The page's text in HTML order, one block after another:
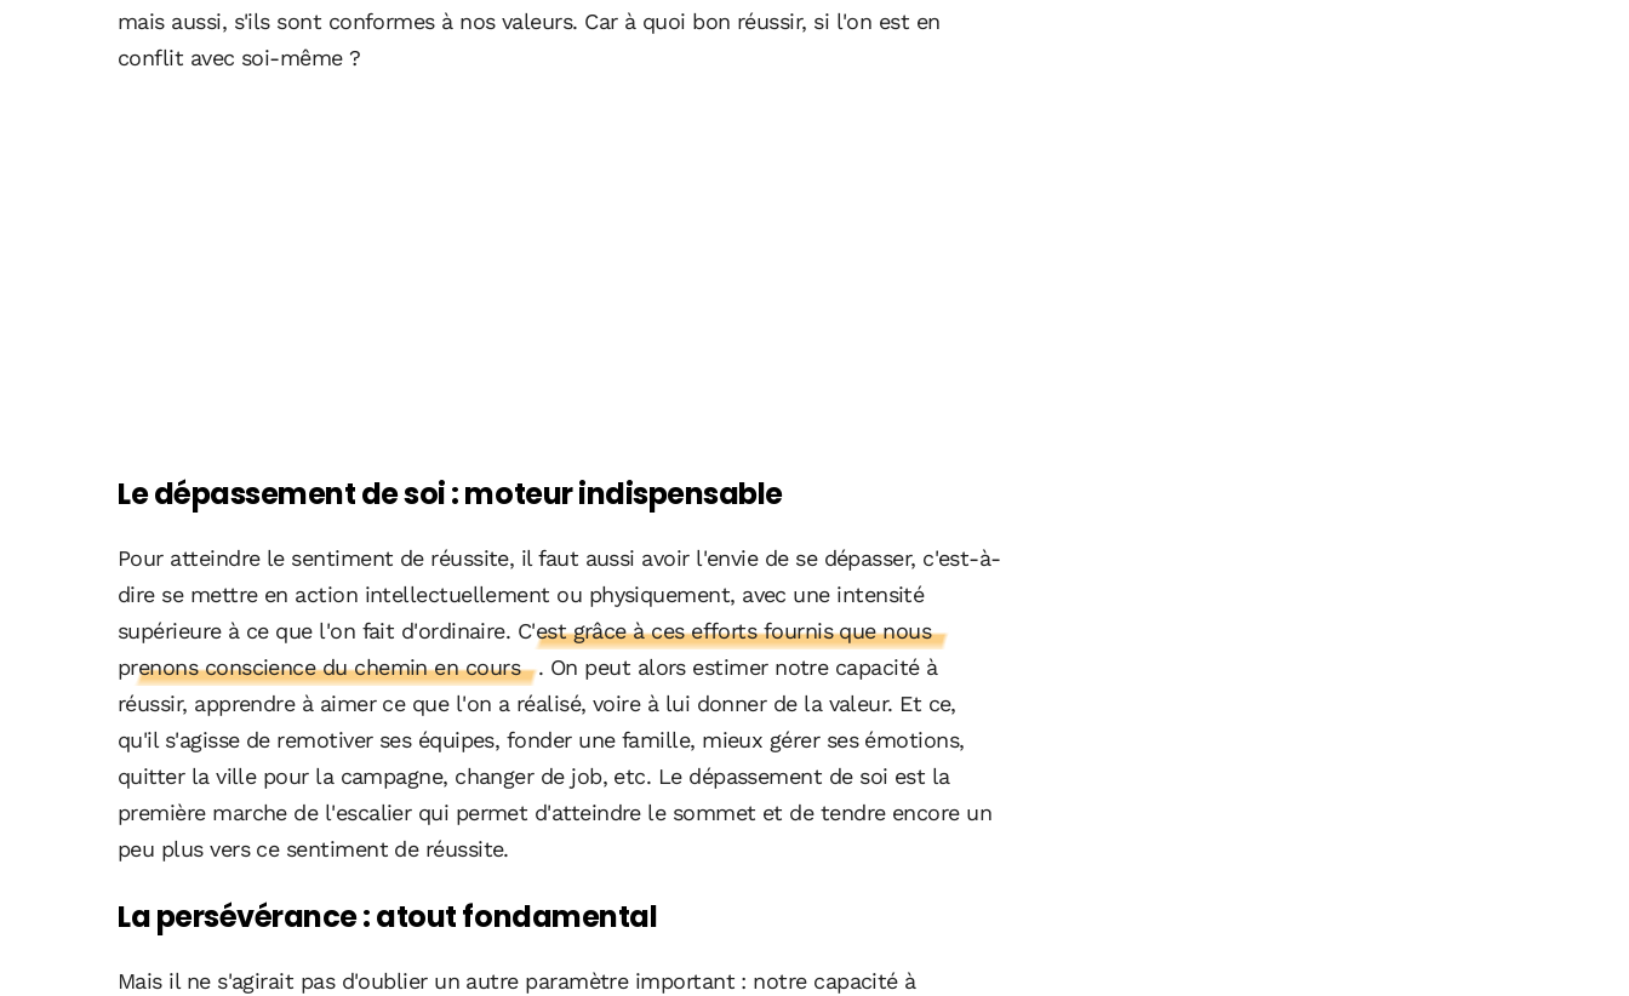
mais aussi, s'ils sont conformes à nos valeurs. Car à quoi bon réussir, si l'on est en
conflit avec soi-même ?
Le dépassement de soi : moteur indispensable
Pour atteindre le sentiment de réussite, il faut aussi avoir l'envie de se dépasser, c'est-à-
dire se mettre en action intellectuellement ou physiquement, avec une intensité
supérieure à ce que l'on fait d'ordinaire. C'est grâce à ces efforts fournis que nous
prenons conscience du chemin en cours
. On peut alors estimer notre capacité à
réussir, apprendre à aimer ce que l'on a réalisé, voire à lui donner de la valeur. Et ce,
qu'il s'agisse de remotiver ses équipes, fonder une famille, mieux gérer ses émotions,
quitter la ville pour la campagne, changer de job, etc. Le dépassement de soi est la
première marche de l'escalier qui permet d'atteindre le sommet et de tendre encore un
peu plus vers ce sentiment de réussite.
La persévérance : atout fondamental
Mais il ne s'agirait pas d'oublier un autre paramètre important : notre capacité à